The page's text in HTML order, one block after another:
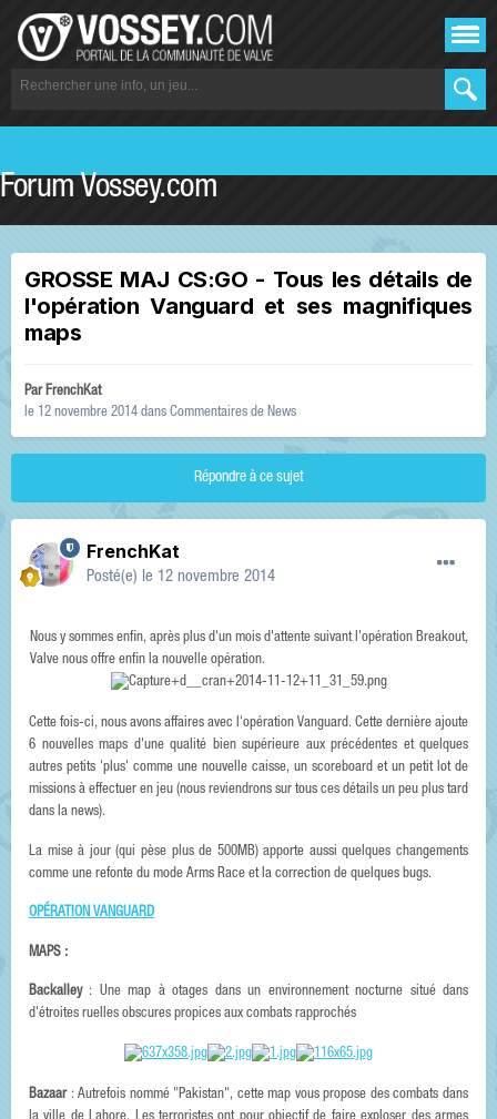
Forum Vossey.com
GROSSE MAJ CS:GO - Tous les détails de
l'opération Vanguard et ses magnifiques
maps
ParFrenchKat
le 12 novembre 2014 dans Commentaires de News
Répondre à ce sujet
FrenchKat
Posté(e) le 12 novembre 2014
Nous y sommes enfin, après plus d'un mois d'attente suivant l'opération Breakout,
Valve nous offre enfin la nouvelle opération.
Cette fois-ci, nous avons affaires avec l'opération Vanguard. Cette dernière ajoute
6 nouvelles maps d'une qualité bien supérieure aux précédentes et quelques
autres petits 'plus' comme une nouvelle caisse, un scoreboard et un petit lot de
missions à effectuer en jeu (nous reviendrons sur tous ces détails un peu plus tard
dans la news).
La mise à jour (qui pèse plus de 500MB) apporte aussi quelques changements
comme une refonte du mode Arms Race et la correction de quelques bugs.
OPÉRATION VANGUARD
MAPS :
Backalley: Une map à otages dans un environnement nocturne situé dans
d'étroites ruelles obscures propices aux combats rapprochés
Bazaar: Autrefois nommé "Pakistan", cette map vous propose des combats dans